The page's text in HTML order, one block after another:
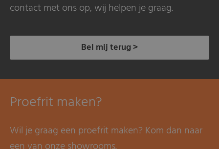
contact met ons op, wij helpen je graag.
Bel mij terug >
Proefrit maken?
Wil je graag een proefrit maken? Kom dan naar